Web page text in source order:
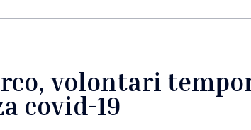
volontari
covid-19